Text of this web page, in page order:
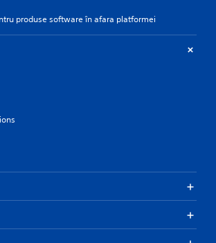
produse software în afara platformei